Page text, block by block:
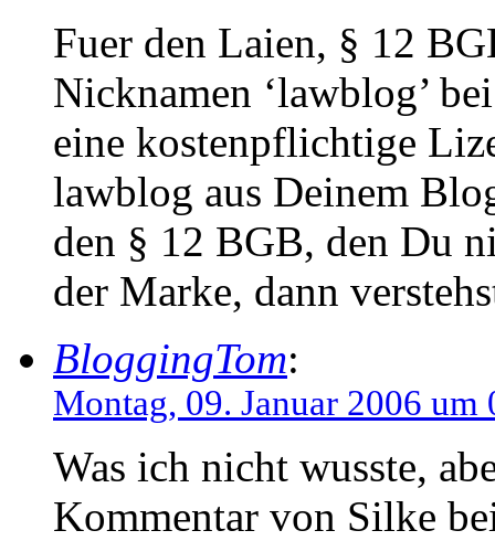
Fuer den Laien, § 12
Nicknamen ‘lawblog’
eine kostenpflichtige
lawblog aus Deinem
den § 12 BGB, den Du
der Marke, dann
BloggingTom:
Montag, 09. Januar 2006 um
Was ich nicht wusste,
Kommentar von Silke